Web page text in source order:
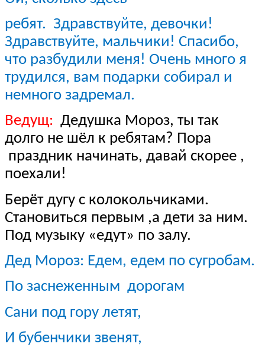
ребят. Здравствуйте, девочки!
Здравствуйте, мальчики! Спасибо,
что разбудили меня! Очень много я
трудился, вам подарки собирал и
немного задремал.
Ведущ: Дедушка Мороз, ты так
долго не шёл к ребятам? Пора
праздник начинать, давай скорее ,
поехали!
Берёт дугу с колокольчиками.
Становиться первым ,а дети за ним.
Под музыку «едут» по залу.
Дед Мороз: Едем, едем по сугробам.
По заснеженным дорогам
Сани под гору летят,
И бубенчики звенят,